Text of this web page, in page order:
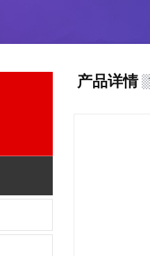
产品详情